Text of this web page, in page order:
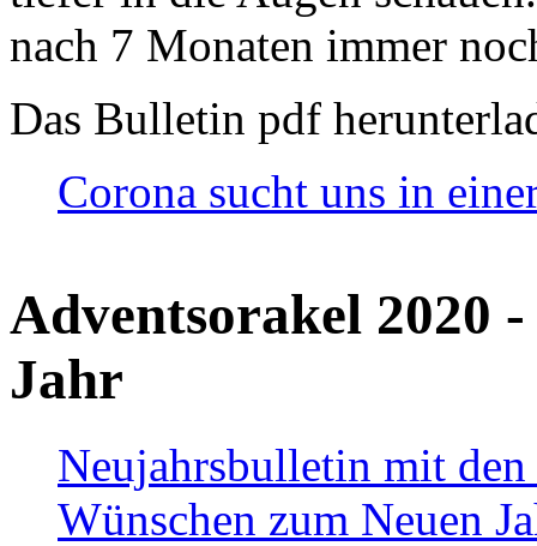
nach 7 Monaten immer
Das Bulletin pdf
Corona sucht uns in
Adventsorakel 2020
Jahr
Neujahrsbulletin mit den
Wünschen zum Neuen